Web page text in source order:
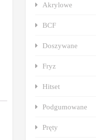
Akrylowe
BCF
Doszywane
Fryz
Hitset
Podgumowane
Pręty